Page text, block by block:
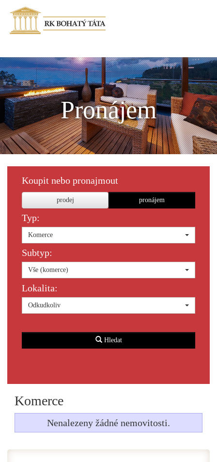
Pronájem
Koupit nebo pronajmout
prodej pronájem
Typ:
Komerce
Subtyp:
Vše (komerce)
Lokalita:
Odkudkoliv
Hledat
Komerce
Nenalezeny žádné nemovitosti.